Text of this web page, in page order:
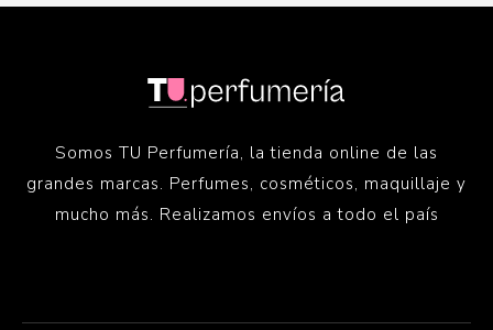
Somos TU Perfumería, la tienda online de las
grandes marcas. Perfumes, cosméticos, maquillaje y
mucho más. Realizamos envíos a todo el país